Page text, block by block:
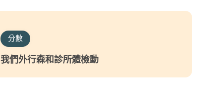
分數
我們外行森和診所體檢動